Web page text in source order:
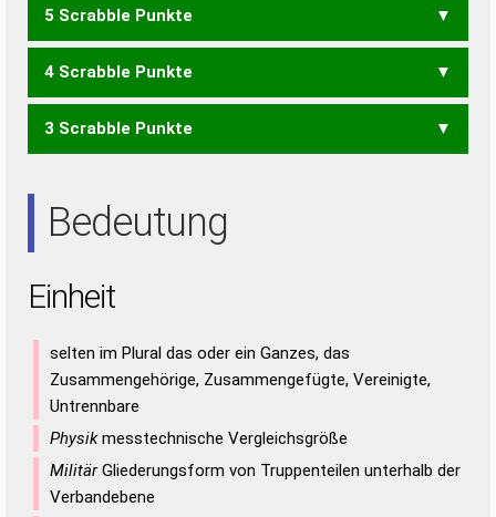
HEINE HEINI HEITI THEIN
5 Scrabble Punkte
EHEN EINET EINTE NIETE
4 Scrabble Punkte
EHE HIE HIN HIT IHN
TEIN
3 Scrabble Punkte
Bedeutung
Einheit
selten im Plural das oder ein Ganzes, das
Zusammengehörige, Zusammengefügte, Vereinigte,
Untrennbare
Physikmesstechnische Vergleichsgröße
MilitärGliederungsform von Truppenteilen unterhalb der
Verbandebene